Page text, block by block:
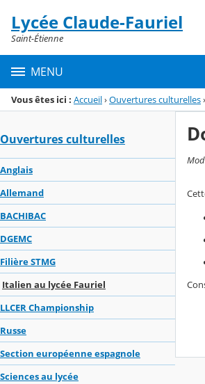
Menu de la rubrique
Contenu
Lycée Claude-Fauriel
Saint-Étienne
MENU
Vous êtes ici : Accueil›Ouvertures culturelles›
Ouvertures culturelles
Anglais
Allemand
BACHIBAC
DGEMC
Filière STMG
Italien au lycée Fauriel
LLCER Championship
Russe
Section européenne espagnole
Sciences au lycée